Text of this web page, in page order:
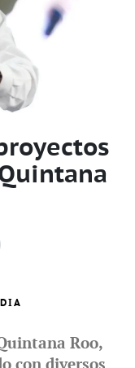
Roo,